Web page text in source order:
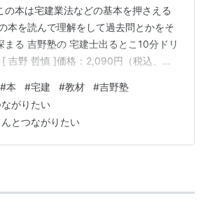
の本は宅建業法などの基本を押さえる
本を読んで理解をして過去問とかをそ
まる 吉野塾の 宅建士出るとこ10分ドリ
吉野 哲慎 ]価格：2,090円（税込、送
#本 #宅建 #教材 #吉野塾
がりたい
とつながりたい